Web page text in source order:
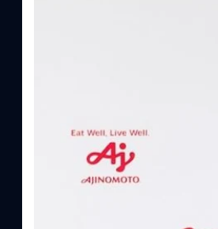
บริษัท อายิโนะโมะโต๊ะ (ประเทศไทย)
แนวคิดการดำเนินธุรกิจและการพัฒ
ผู้บริโภค ท่ามกลางการเติบโตของตลา
บาท หรือคิดเป็นสัดส่วนราว 8% ของ